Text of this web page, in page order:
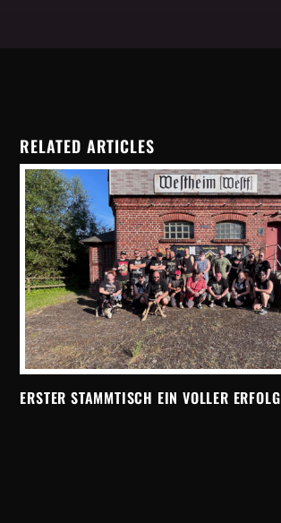
RELATED ARTICLES
ERSTER STAMMTISCH EIN VOLLER ERFOLG